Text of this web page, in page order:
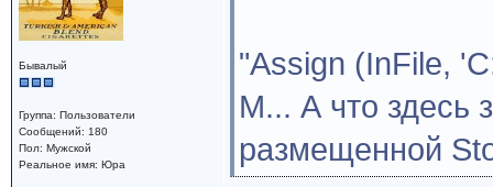
Бывалый
Группа: Пользователи
Сообщений: 180
Пол: Мужской
Реальное имя: Юра
"Assign (InFile,
М... А что здесь
размещенной